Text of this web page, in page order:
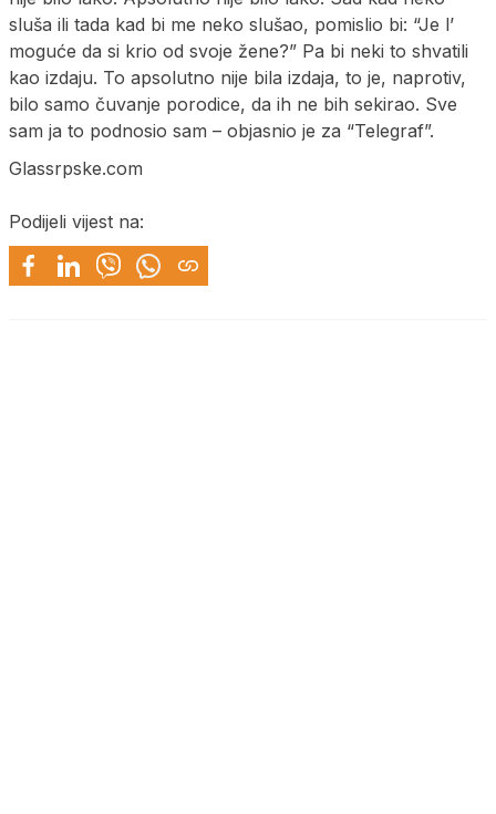
sluša ili tada kad bi me neko slušao, pomislio bi: “Je l’
moguće da si krio od svoje žene?” Pa bi neki to shvatili
kao izdaju. To apsolutno nije bila izdaja, to je, naprotiv,
bilo samo čuvanje porodice, da ih ne bih sekirao. Sve
sam ja to podnosio sam – objasnio je za “Telegraf”.
Glassrpske.com
Podijeli vijest na: